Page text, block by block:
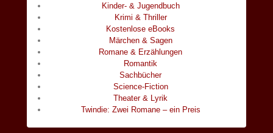
Kinder- & Jugendbuch
Krimi & Thriller
Kostenlose eBooks
Märchen & Sagen
Romane & Erzählungen
Romantik
Sachbücher
Science-Fiction
Theater & Lyrik
Twindie: Zwei Romane – ein Preis